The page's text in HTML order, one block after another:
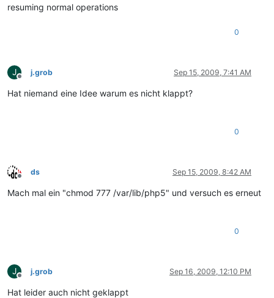
resuming normal operations
0
J
Offline
j.grob Sep 15, 2009, 7:41 AM
Hat niemand eine Idee warum es nicht klappt?
0
Offline
ds Sep 15, 2009, 8:42 AM
Mach mal ein "chmod 777 /var/lib/php5" und versuch es erneut
0
J
Offline
j.grob Sep 16, 2009, 12:10 PM
Hat leider auch nicht geklappt